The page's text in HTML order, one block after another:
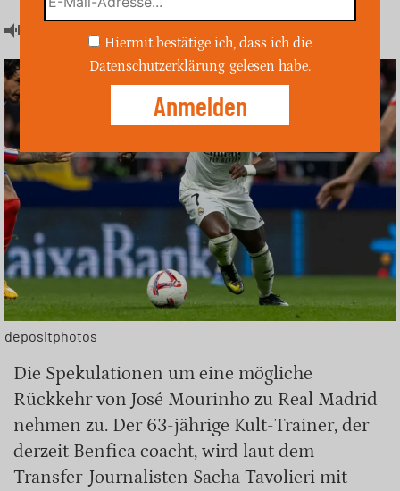
depositphotos
Die Spekulationen um eine mögliche
Rückkehr von José Mourinho zu Real Madrid
nehmen zu. Der 63-jährige Kult-Trainer, der
derzeit Benfica coacht, wird laut dem
Transfer-Journalisten Sacha Tavolieri mit
Hiermit bestätige ich, dass ich die
Datenschutzerklärung gelesen habe.